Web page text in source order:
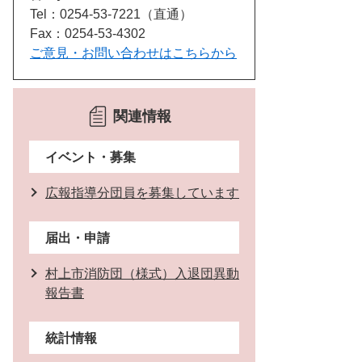
Tel：0254-53-7221
直通
Fax：0254-53-4302
ご意見・お問い合わせはこちらから
関連情報
イベント・募集
広報指導分団員を募集しています
届出・申請
村上市消防団（様式）入退団異動
報告書
統計情報